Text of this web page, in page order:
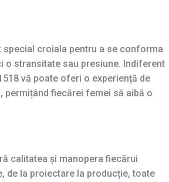
special croiala pentru a se conforma
stransitate sau presiune. Indiferent
vă poate oferi o experiență de
permițând fiecărei femei să aibă o
calitatea și manopera fiecărui
de la proiectare la producție, toate